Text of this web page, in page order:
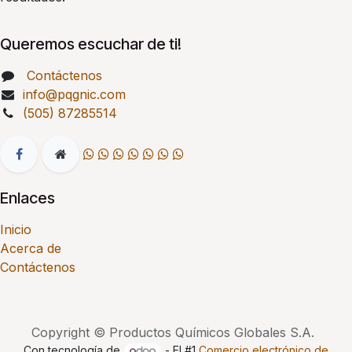
Queremos escuchar de ti!
Contáctenos
info@pqgnic.com
(505) 87285514
Enlaces
Inicio
Acerca de
Contáctenos
Copyright © Productos Químicos Globales S.A.